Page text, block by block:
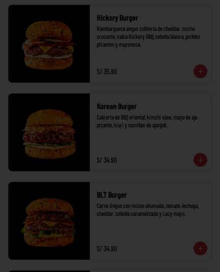
Hickory Burger
Hamburguesa angus cubierta de cheddar, tocino
crocante, salsa Hickory BBQ, cebolla blanca, pickles
picantes y mayonesa.
S/ 35.90
Korean Burger
Cubierta de BBQ oriental, kimchi slaw, mayo de ajo
picante, kiuri y semillas de ajonjolí.
S/ 34.90
BLT Burger
Carne Angus con tocino ahumado, tomate, lechuga,
cheddar, cebolla caramelizada y Lucy mayo.
S/ 34.90